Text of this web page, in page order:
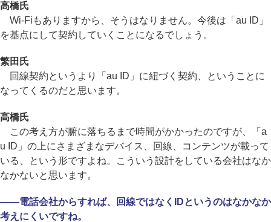
高橋氏
Wi-Fiもありますから、そうはなりません。今後は「au ID」
を基点にして契約していくことになるでしょう。
繁田氏
回線契約というより「au ID」に紐づく契約、ということに
なってくるのだと思います。
高橋氏
この考え方が腑に落ちるまで時間がかかったのですが、「a
u ID」の上にさまざまなデバイス、回線、コンテンツが載って
いる、という形ですよね。こういう設計をしている会社はなか
なかないと思います。
――電話会社からすれば、回線ではなくIDというのはなかなか
考えにくいですね。